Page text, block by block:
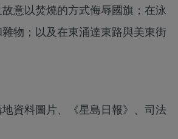
意以焚燒的方式侮辱國旗；在泳
物；以及在東涌達東路與美東街
資料圖片、《星島日報》、司法